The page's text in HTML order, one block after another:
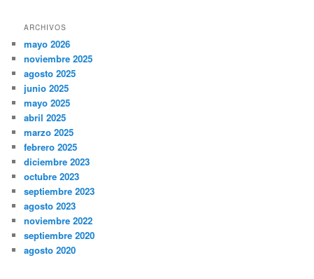
ARCHIVOS
mayo 2026
noviembre 2025
agosto 2025
junio 2025
mayo 2025
abril 2025
marzo 2025
febrero 2025
diciembre 2023
octubre 2023
septiembre 2023
agosto 2023
noviembre 2022
septiembre 2020
agosto 2020